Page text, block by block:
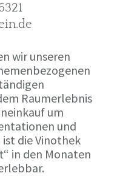
wir unseren
Raumerlebnis
um
und
die Vinothek
in den Monaten